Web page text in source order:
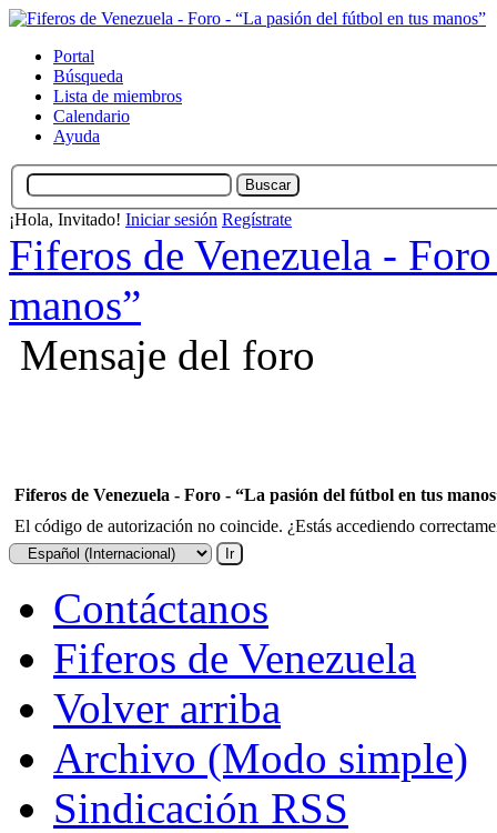
Portal
Búsqueda
Lista de miembros
Calendario
Ayuda
¡Hola, Invitado! Iniciar sesión Regístrate
Fiferos de Venezuela -
manos”
Mensaje del foro
Fiferos de Venezuela - Foro - “La pasión del fútbol en tus
El código de autorización no coincide. ¿Estás accediendo
Contáctanos
Fiferos de Venezuela
Volver arriba
Archivo (Modo simple)
Sindicación RSS